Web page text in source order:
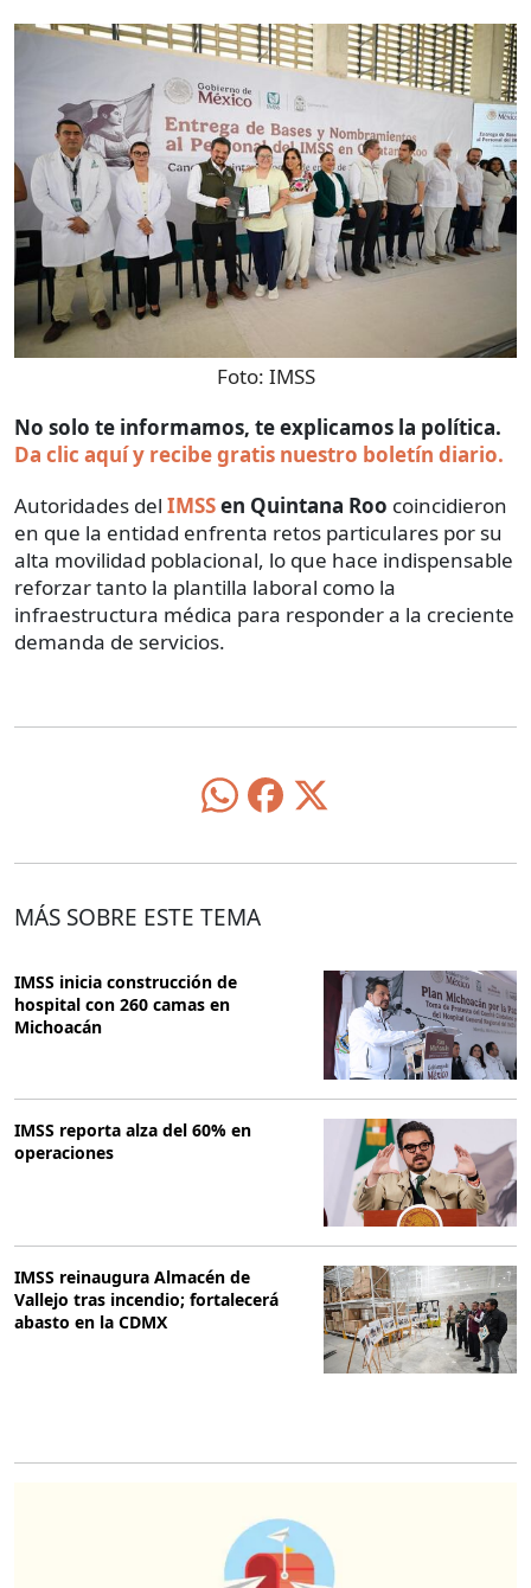
Foto: IMSS
No solo te informamos, te explicamos la política.
Da clic aquí y recibe gratis nuestro boletín diario.
Autoridades del IMSSen Quintana Roo coincidieron
en que la entidad enfrenta retos particulares por su
alta movilidad poblacional, lo que hace indispensable
reforzar tanto la plantilla laboral como la
infraestructura médica para responder a la creciente
demanda de servicios.
MÁS SOBRE ESTE TEMA
IMSS inicia construcción de
hospital con 260 camas en
Michoacán
IMSS reporta alza del 60% en
operaciones
IMSS reinaugura Almacén de
Vallejo tras incendio; fortalecerá
abasto en la CDMX